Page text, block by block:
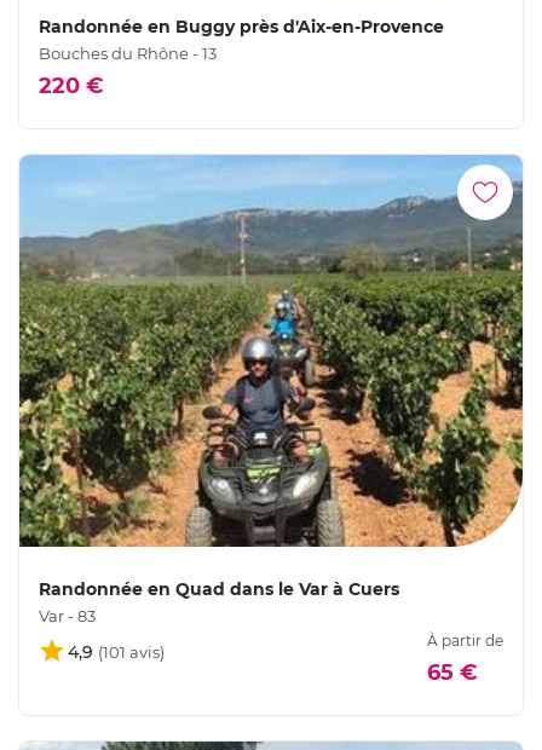
Randonnée en Buggy près d'Aix-en-Provence
Bouches du Rhône - 13
220 €
Randonnée en Quad dans le Var à Cuers
Var - 83
4,9
À partir de
65 €